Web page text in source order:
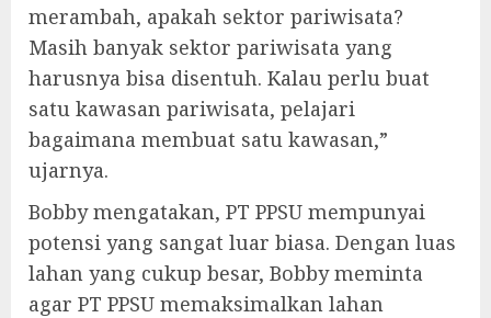
merambah, apakah sektor pariwisata?
Masih banyak sektor pariwisata yang
harusnya bisa disentuh. Kalau perlu buat
satu kawasan pariwisata, pelajari
bagaimana membuat satu kawasan,”
ujarnya.
Bobby mengatakan, PT PPSU mempunyai
potensi yang sangat luar biasa. Dengan luas
lahan yang cukup besar, Bobby meminta
agar PT PPSU memaksimalkan lahan